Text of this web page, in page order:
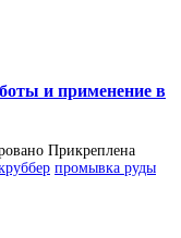
и применение в
Прикреплена
промывка руды